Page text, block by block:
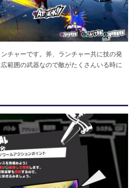
チャーです。斧、ランチャー共に技の発
範囲の武器なので敵がたくさんいる時に